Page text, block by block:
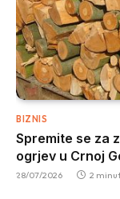
BIZNIS
Spremite se za
ogrjev u Crnoj
28/07/2026 2